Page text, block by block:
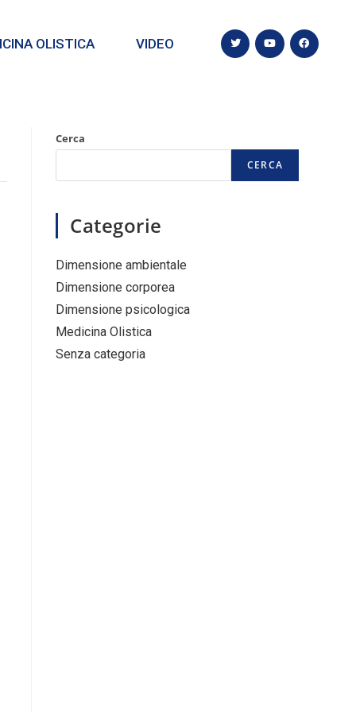
OLISTICA VIDEO
Cerca
CERCA
Categorie
Dimensione ambientale
Dimensione corporea
Dimensione psicologica
Medicina Olistica
Senza categoria